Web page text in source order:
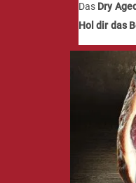
Das Dry
Hol dir das